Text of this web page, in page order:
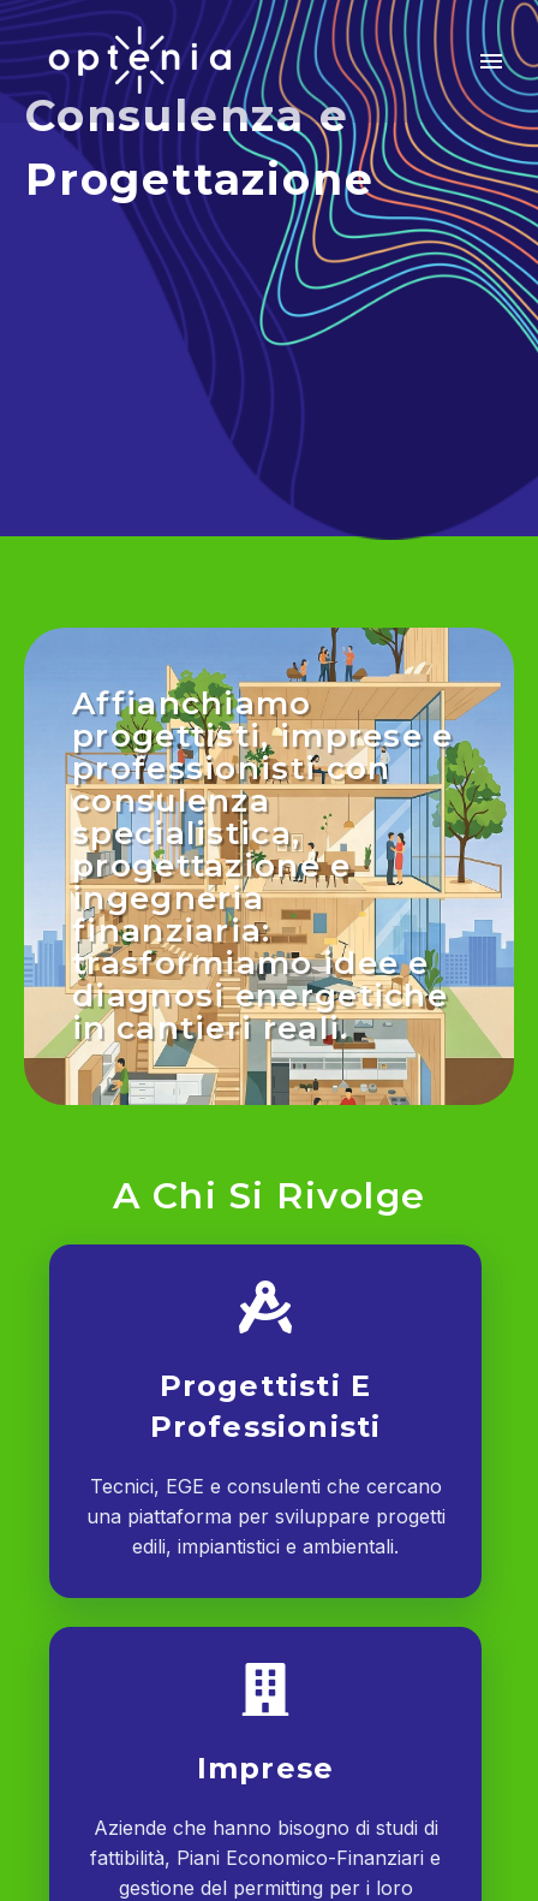
Consulenza e
Progettazione
Affianchiamo
progettisti, imprese e
professionisti con
consulenza
specialistica,
progettazione e
ingegneria
finanziaria:
trasformiamo idee e
diagnosi energetiche
in cantieri reali.
A Chi Si Rivolge
Progettisti E
Professionisti
Tecnici, EGE e consulenti che cercano
una piattaforma per sviluppare progetti
edili, impiantistici e ambientali.
Imprese
Aziende che hanno bisogno di studi di
fattibilità, Piani Economico-Finanziari e
gestione del permitting per i loro